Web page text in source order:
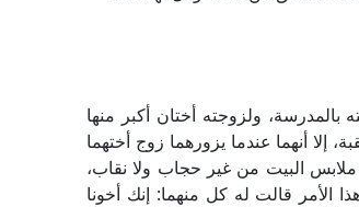
ولزوجته أختان أكبر منها
إلا أنهما عندما يزورهما زوج أختهما
ملابس البيت من غير حجاب ولا نقاب،
الأمر قالت له كل منهما: إنك أخونا